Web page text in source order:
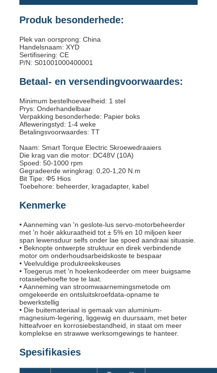
Produk besonderhede:
Plek van oorsprong: China
Handelsnaam: XYD
Sertifisering: CE
P/N: S01001000400001
Betaal- en versendingvoorwaardes:
Minimum bestelhoeveelheid: 1 stel
Prys: Onderhandelbaar
Verpakking besonderhede: Papier boks
Afleweringstyd: 1-4 weke
Betalingsvoorwaardes: TT
Naam: Smart Torque Electric Skroewedraaiers
Die krag van die motor: DC48V (10A)
Spoed: 50-1000 rpm
Gegradeerde wringkrag: 0,20-1,20 N.m
Bit Tipe: Φ5 Hios
Toebehore: beheerder, kragadapter, kabel
Kenmerke
• Aanneming van 'n geslote-lus servo-motorbeheerder
met 'n hoër akkuraatheid tot ± 5% en 10 miljoen keer
span lewensduur selfs onder lae spoed aandraai situasie.
• Beknopte ontwerpte struktuur en direk verbindende
motor om onderhoudsarbeidskoste te bespaar
• Veelvuldige produkreekskeuses
• Toegerus met 'n hoekenkodeerder om meer buigsame
rotasiebehoefte toe te laat.
• Aanneming van stroomwaarnemingsmetode om
omgekeerde en ontsluitskroefdata-opname te
bewerkstellig
• Die buitemateriaal is gemaak van aluminium-
magnesium-legering, liggewig en duursaam, met beter
hitteafvoer en korrosiebestandheid, in staat om meer
komplekse en strawwe werksomgewings te hanteer.
Spesifikasies